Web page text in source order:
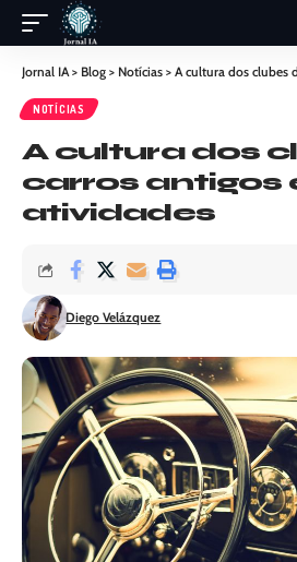
Jornal IA> Blog > Notícias > A cultura dos clubes de
NOTÍCIAS
A cultura dos
carros antigos
atividades
Diego Velázquez